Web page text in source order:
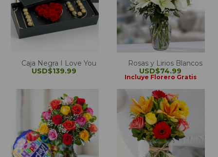
Caja Negra I Love You
USD$139.99
Rosas y Lirios Blancos
USD$74.99
Incluye Florero Gratis